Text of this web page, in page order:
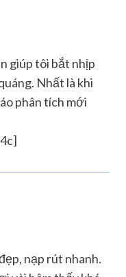
giúp tôi bắt nhịp
Nhất là khi
phân tích mới
nạp rút nhanh.